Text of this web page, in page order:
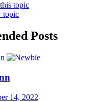
topic
topic
Posts
14, 2022